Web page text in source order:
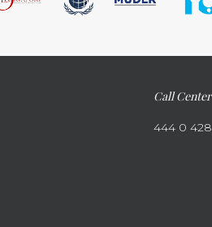
Call Center
444 0 428